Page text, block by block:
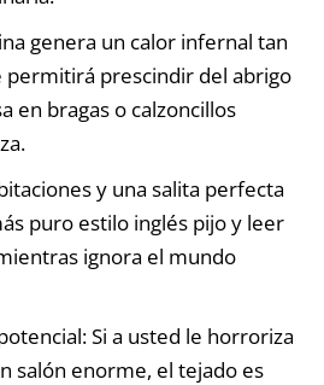
genera un calor infernal tan
prescindir del abrigo
en bragas o calzoncillos
y una salita perfecta
puro estilo inglés pijo y leer
ignora el mundo
Si a usted le horroriza
salón enorme, el tejado es